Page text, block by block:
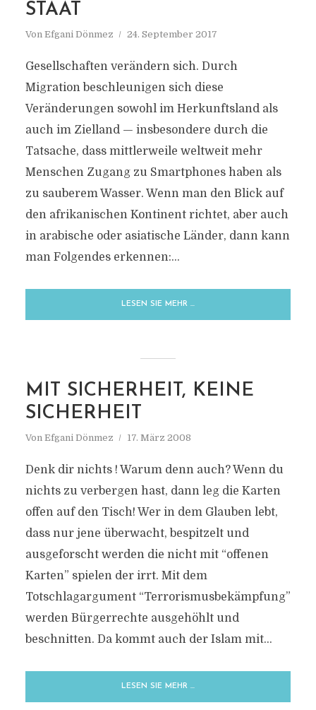
STAAT
Von Efgani Dönmez 24. September 2017
Gesellschaften verändern sich. Durch
Migration beschleunigen sich diese
Veränderungen sowohl im Herkunftsland als
auch im Zielland — insbesondere durch die
Tatsache, dass mittlerweile weltweit mehr
Menschen Zugang zu Smartphones haben als
zu sauberem Wasser. Wenn man den Blick auf
den afrikanischen Kontinent richtet, aber auch
in arabische oder asiatische Länder, dann kann
man Folgendes erkennen:...
LESEN SIE MEHR …
MIT SICHERHEIT, KEINE
SICHERHEIT
Von Efgani Dönmez 17. März 2008
Denk dir nichts ! Warum denn auch? Wenn du
nichts zu verbergen hast, dann leg die Karten
offen auf den Tisch! Wer in dem Glauben lebt,
dass nur jene überwacht, bespitzelt und
ausgeforscht werden die nicht mit “offenen
Karten” spielen der irrt. Mit dem
Totschlagargument “Terrorismusbekämpfung”
werden Bürgerrechte ausgehöhlt und
beschnitten. Da kommt auch der Islam mit...
LESEN SIE MEHR …